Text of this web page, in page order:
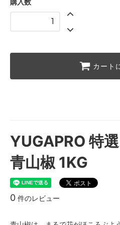
カート
YUGAPRO 特
青山椒 1KG
0 件のレビュー